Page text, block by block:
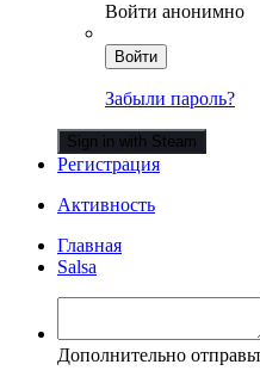
Войти анонимно
Войти
Забыли пароль?
Sign in with Steam
Регистрация
Активность
Главная
Salsa
Дополнительно